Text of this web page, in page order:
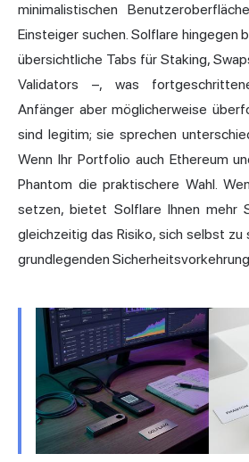
minimalistischen
Einsteiger suchen. Solflare hingegen
übersichtliche Tabs für Staking,
Validators –, was
Anfänger aber möglicherweise
sind legitim; sie sprechen
Wenn Ihr Portfolio auch Ethereum
Phantom die praktischere Wahl.
setzen, bietet Solflare Ihnen mehr
gleichzeitig das Risiko, sich selbst zu
grundlegenden